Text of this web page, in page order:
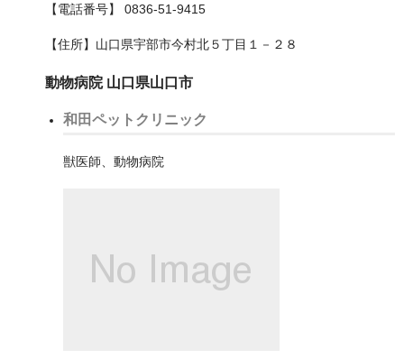
瑞穂区
緑区
西区
名古屋市以外
安城市
春日井市
【電話番号】 0836-51-9415
【住所】山口県宇部市今村北５丁目１－２８
動物病院 山口県山口市
和田ペットクリニック
獣医師、動物病院